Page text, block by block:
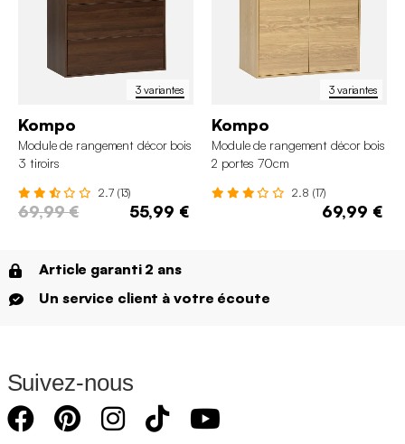
3 variantes
Kompo
Module de rangement décor bois
3 tiroirs
2.7 (13)
69,99 € 55,99 €
3 variantes
Kompo
Module de rangement décor bois
2 portes 70cm
2.8 (17)
69,99 €
Article garanti 2 ans
Un service client à votre écoute
Suivez-nous